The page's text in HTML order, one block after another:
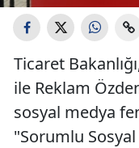
Ticaret
ile Reklam
sosyal medya
"Sorumlu